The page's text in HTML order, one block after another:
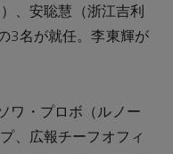
、安聡慧（浙江吉利
3名が就任。李東輝が
ワ・プロボ（ルノー
、広報チーフオフィ